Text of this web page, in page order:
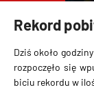
Rekord
Dziś około
rozpoczęło się
biciu rekordu w